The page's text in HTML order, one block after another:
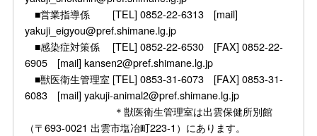
■営業指導係 [TEL] 0852-22-6313 [mail]
yakuji_eigyou@pref.shimane.lg.jp
■感染症対策係 [TEL] 0852-22-6530 [FAX] 0852-22-
6905 [mail] kansen2@pref.shimane.lg.jp
■獣医衛生管理室 [TEL] 0853-31-6073 [FAX] 0853-31-
6083 [mail] yakuji-animal2@pref.shimane.lg.jp
＊獣医衛生管理室は出雲保健所別館
（〒693-0021 出雲市塩冶町223-1）にあります。